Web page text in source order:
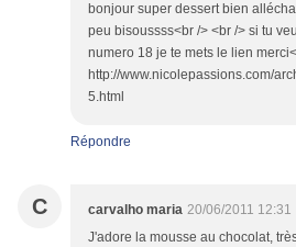
bonjour super dessert bien
peu bisoussss<br /> <br /> si tu
numero 18 je te mets le lien
http://www.nicolepassions.com/
5.html
Répondre
C carvalho maria 20/06/2011 12:31
J'adore la mousse au chocolat,